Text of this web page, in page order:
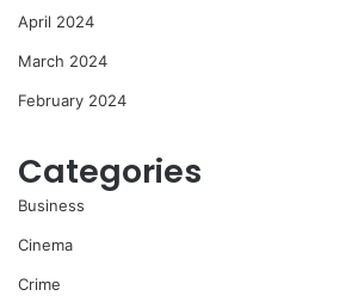
April 2024
March 2024
February 2024
Categories
Business
Cinema
Crime